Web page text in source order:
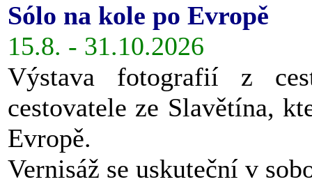
Sólo na kole po Evropě
15.8. - 31.10.2026
Výstava fotografií z
cestovatele ze Slavětína,
Evropě.
Vernisáž se uskuteční v